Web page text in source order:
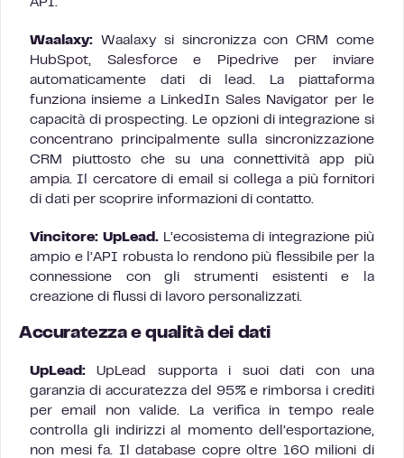
API.
Waalaxy: Waalaxy si sincronizza con CRM come
HubSpot, Salesforce e Pipedrive per inviare
automaticamente dati di lead. La piattaforma
funziona insieme a LinkedIn Sales Navigator per le
capacità di prospecting. Le opzioni di integrazione si
concentrano principalmente sulla sincronizzazione
CRM piuttosto che su una connettività app più
ampia. Il cercatore di email si collega a più fornitori
di dati per scoprire informazioni di contatto.
Vincitore: UpLead.L’ecosistema di integrazione più
ampio e l’API robusta lo rendono più flessibile per la
connessione con gli strumenti esistenti e la
creazione di flussi di lavoro personalizzati.
Accuratezza e qualità dei dati
UpLead: UpLead supporta i suoi dati con una
garanzia di accuratezza del 95% e rimborsa i crediti
per email non valide. La verifica in tempo reale
controlla gli indirizzi al momento dell’esportazione,
non mesi fa. Il database copre oltre 160 milioni di